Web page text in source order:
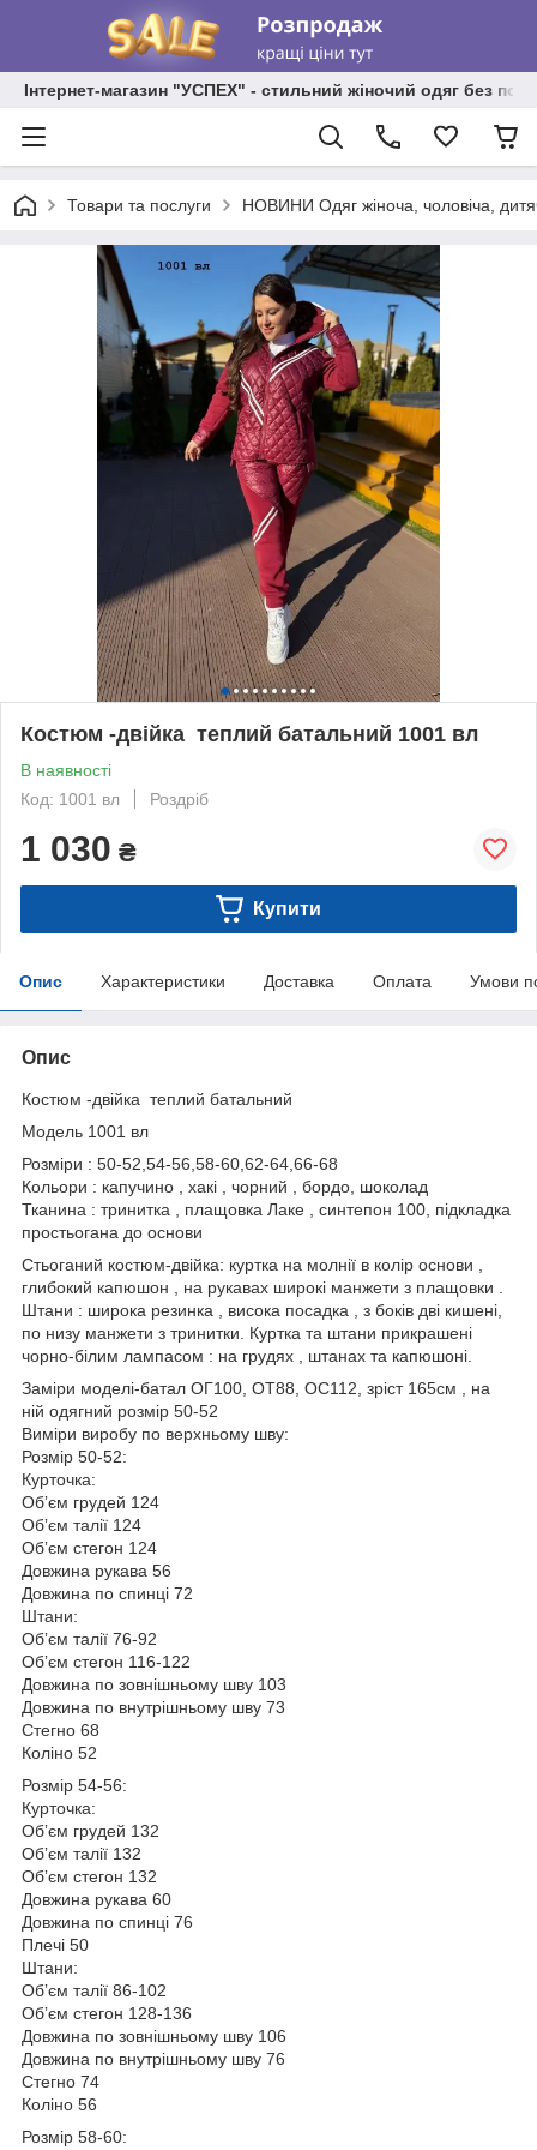
Інтернет-магазин "УСПЕХ" - стильний жіночий одяг без
Товари та послуги НОВИНИ Одяг жіноча, чоловіча,
Костюм -двійка теплий батальний 1001 вл
В наявності
Код: 1001 вл
Роздріб
1 030 ₴
Купити
Опис Характеристики Доставка Оплата Умови
Опис
Костюм -двійка теплий батальний
Модель 1001 вл
Розміри : 50-52,54-56,58-60,62-64,66-68
Кольори : капучино , хакі , чорний , бордо, шоколад
Тканина : тринитка , плащовка Лаке , синтепон 100, підкладка
простьогана до основи
Стьоганий костюм-двійка: куртка на молнії в колір основи ,
глибокий капюшон , на рукавах широкі манжети з плащовки .
Штани : широка резинка , висока посадка , з боків дві кишені,
по низу манжети з тринитки. Куртка та штани прикрашені
чорно-білим лампасом : на грудях , штанах та капюшоні.
Заміри моделі-батал ОГ100, ОТ88, ОС112, зріст 165см , на
ній одягний розмір 50-52
Виміри виробу по верхньому шву:
Розмір 50-52:
Курточка:
Обʼєм грудей 124
Обʼєм талії 124
Обʼєм стегон 124
Довжина рукава 56
Довжина по спинці 72
Штани:
Обʼєм талії 76-92
Обʼєм стегон 116-122
Довжина по зовнішньому шву 103
Довжина по внутрішньому шву 73
Стегно 68
Коліно 52
Розмір 54-56:
Курточка:
Обʼєм грудей 132
Обʼєм талії 132
Обʼєм стегон 132
Довжина рукава 60
Довжина по спинці 76
Плечі 50
Штани:
Обʼєм талії 86-102
Обʼєм стегон 128-136
Довжина по зовнішньому шву 106
Довжина по внутрішньому шву 76
Стегно 74
Коліно 56
Розмір 58-60: